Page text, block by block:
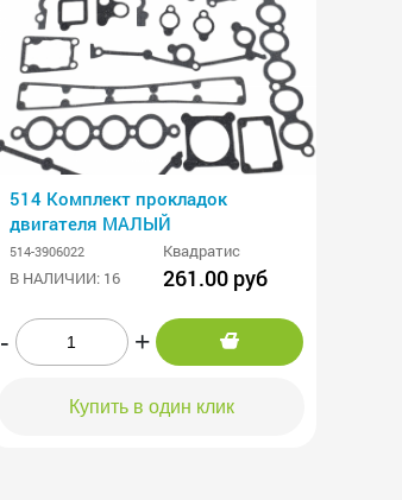
514 Комплект прокладок
двигателя МАЛЫЙ
514-3906022
Квадратис
В НАЛИЧИИ: 16
261.00 руб
- +
Купить в один клик